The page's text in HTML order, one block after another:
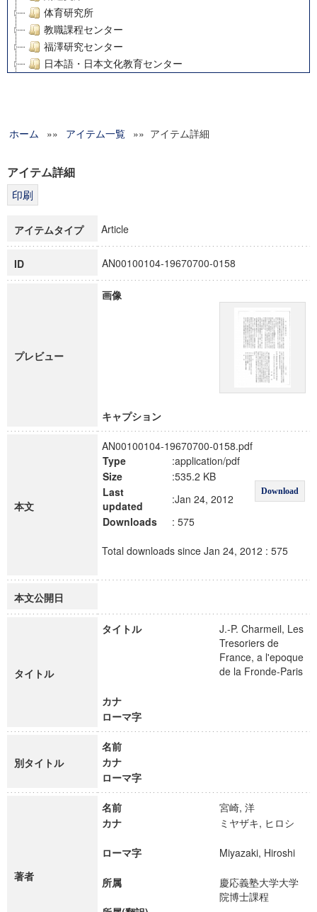
体育研究所
教職課程センター
福澤研究センター
日本語・日本文化教育センター
グローバルリサーチインスティテュート
科学研究費補助金研究成果報告書
博士課程教育リーディングプログラム「超成熟社会発展のサ
ホーム »» アイテム一覧 »» アイテム詳細
アイテム詳細
アイテムタイプ Article
ID AN00100104-19670700-0158
プレビュー
画像
キャプション
本文
AN00100104-19670700-0158.pdf
Type
:application/pdf
Download
Size
:535.2 KB
Last
updated
:Jan 24, 2012
Downloads
: 575
Total downloads since Jan 24, 2012 : 575
本文公開日
タイトル
タイトル
J.-P. Charmeil, Les
Tresoriers de
France, a l'epoque
de la Fronde-Paris
カナ
ローマ字
別タイトル
名前
カナ
ローマ字
著者
名前
宮崎, 洋
カナ
ミヤザキ, ヒロシ
ローマ字 Miyazaki, Hiroshi
所属
慶応義塾大学大学
院博士課程